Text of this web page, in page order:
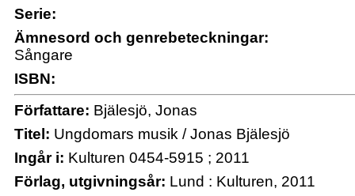
Serie:
Ämnesord och genrebeteckningar:
Sångare
ISBN:
Författare: Bjälesjö, Jonas
Titel: Ungdomars musik / Jonas Bjälesjö
Ingår i: Kulturen 0454-5915 ; 2011
Förlag, utgivningsår: Lund : Kulturen, 2011